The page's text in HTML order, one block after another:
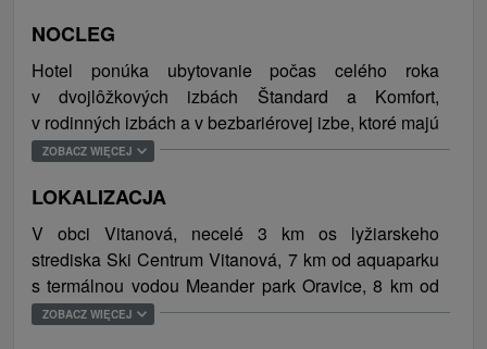
televízorom s káblovým pripojením, telefónom
a balkónom. Súčasťou hotela je reštaurácia
s bohatou ponukou regionálnej a medzinárodnej
kuchyne, kde si ubytovaní hostia môžu zabezpečiť
stravovanie počas pobytu. Zabaviť sa je možné pri
hre biliardu alebo si oddýchnuť na terase. Upravená
exteriér ponúka posedenie v altánku s možnosťou
k dispozícií služba recepcie. Na úschovu lyží
a športových potrieb poslúži samostatná miestnosť.
Deti sa zabavia s hračkami v detskom kútiku, na
vonkajšom detskom ihrisku s preliezkami,
NOCLEG
Hotel ponúka ubytovanie počas celého roka
v dvojlôžkových izbách Štandard a Komfort,
v rodinných izbách a v bezbariérovej izbe, ktoré majú
identické vybavenie. Každá izba má vlastné sociálne
umývadlom a toaletou. Celková kapacita ubytovania
je 82 lôžok (62 x pevných lôžok, 20 x prísteliek).
ZOBACZ WIĘCEJ
LOKALIZACJA
V obci Vitanová, necelé 3 km os lyžiarskeho
strediska Ski Centrum Vitanová, 7 km od aquaparku
s termálnou vodou Meander park Oravice, 8 km od
mesta Trstená s nákupnými možnosťami a 23 km od
ZOBACZ WIĘCEJ